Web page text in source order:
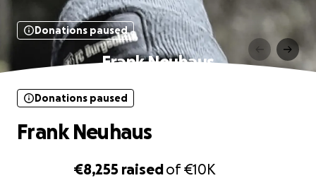
Donations paused
Frank Neuhaus
€8,255 raisedof€10K
Donations paused
Frank Neuhaus